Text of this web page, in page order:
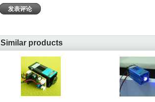
发表评论
Similar products